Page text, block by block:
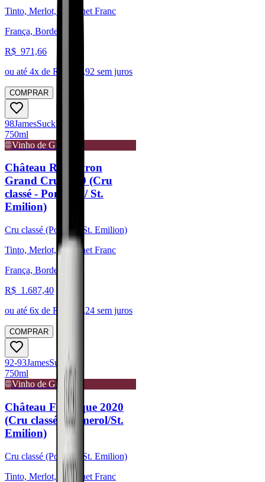
Tinto, Merlot, Cabernet Franc
França, Bordeaux
R$ 971,66
ou até 4x de R$ 242,92 sem juros
COMPRAR
98JamesSuckling
750ml
Vinho de Guarda
Château Rocheyron
Grand Cru 2019 (Cru
classé - Pomerol / St.
Emilion)
Cru classé (Pomerol/St. Emilion)
Tinto, Merlot, Cabernet Franc
França, Bordeaux
R$ 1.687,40
ou até 6x de R$ 281,24 sem juros
COMPRAR
92-93JamesSuckling
750ml
Vinho de Guarda
Château Fonroque 2020
(Cru classé - Pomerol/St.
Emilion)
Cru classé (Pomerol/St. Emilion)
Tinto, Merlot, Cabernet Franc